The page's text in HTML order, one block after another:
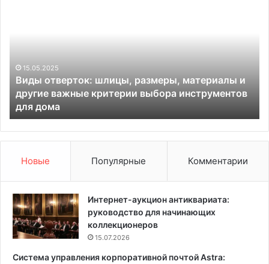
о
к
:
и
ц
ы
р
з
15.05.2025
Виды отверток: шлицы, размеры, материалы и
другие важные критерии выбора инструментов
для дома
р
а
Новые Популярные Комментарии
Интернет-аукцион антиквариата:
руководство для начинающих
коллекционеров
15.07.2026
Система управления корпоративной почтой Astra: